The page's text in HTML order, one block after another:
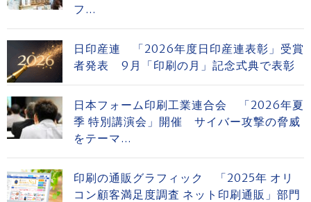
フ...
日印産連 「2026年度日印産連表彰」受賞
者発表 9月「印刷の月」記念式典で表彰
日本フォーム印刷工業連合会 「2026年夏
季 特別講演会」開催 サイバー攻撃の脅威
をテーマ...
印刷の通販グラフィック 「2025年 オリ
コン顧客満足度調査 ネット印刷通販」部門